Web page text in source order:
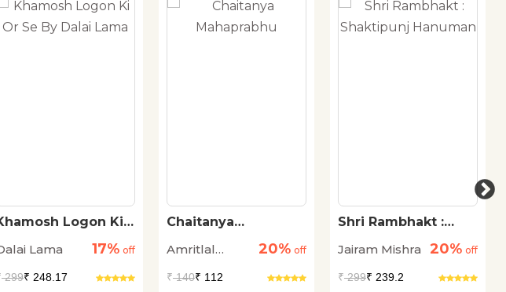
Logon Ki
Lama
17% off
299₹ 248.17
Chaitanya
Amritlal
20% off
₹140₹ 112
Shri Rambhakt :
Hanuman
Jairam Mishra 20% off
₹299₹ 239.2